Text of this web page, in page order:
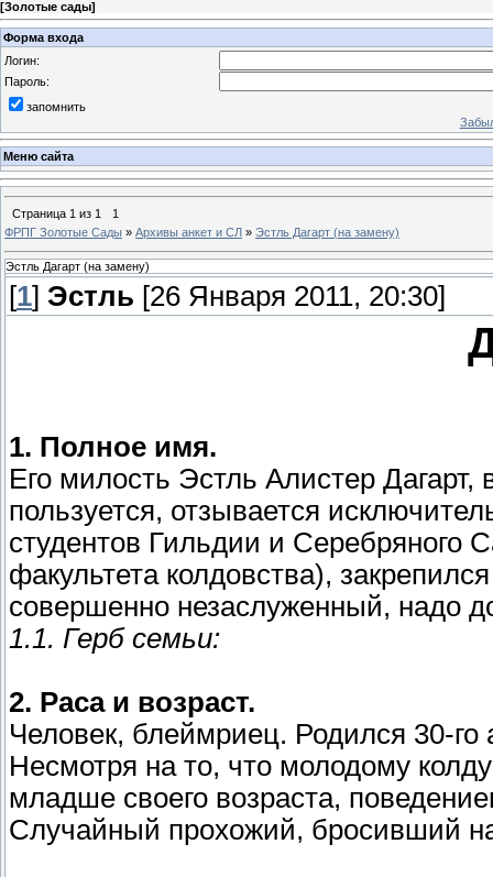
[Золотые сады]
Форма входа
Логин:
Пароль:
запомнить
Меню сайта
Страница 1 из 1
1
ФРПГ Золотые Сады » Архивы анкет и СЛ » Эстль Дагарт (на замену)
Эстль Дагарт (на замену)
[1] Эстль [26 Января 2011, 20:30]
1. Полное имя.
Его милость Эстль Алистер
пользуется, отзывается
студентов Гильдии и Серебряного
факультета колдовства),
совершенно незаслуженный, надо
1.1. Герб семьи:
2. Раса и возраст.
Человек, блеймриец. Родился 30-го
Несмотря на то, что молодому
младше своего возраста,
Случайный прохожий, бросивший на